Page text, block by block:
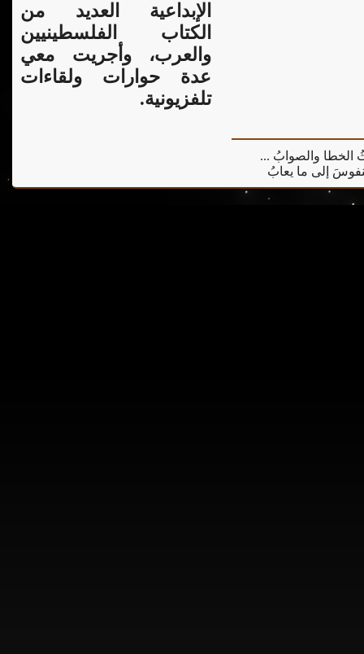
الإبداعية العديد من
الكتاب الفلسطينيين
والعرب، وأجريت معي
عدة حوارات ولقاءات
تلفزيونية.
الخطا والصوابُ ...
إلى ما يعابُ